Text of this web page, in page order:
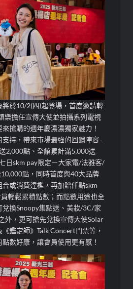
將於10/2(四)起登場，首度邀請韓
樂擔任宣傳大使並拍攝系列電視
搶購的週年慶濃濃獨家魅力！
支持，帶來市場最強的回饋陣容–
2,000點 、全館累計滿5,000送
日skm pay限定－大家電/法雅客/
10,000點 ，同時首度與40大品牌
或消費達檻，再加贈仟點skm
員輕鬆累積點數；而點數用途也全
兌換Snoopy集點送、美妝/3C/家
外，更可搶先兌換宣傳大使Solar
《鑑定師》TalkConcert門票等，
數好康，讓會員使用更有感！